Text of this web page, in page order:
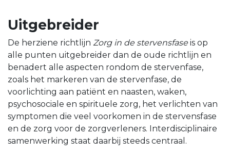
Uitgebreider
De herziene richtlijn Zorg in de stervensfaseis op
alle punten uitgebreider dan de oude richtlijn en
benadert alle aspecten rondom de stervenfase,
zoals het markeren van de stervenfase, de
voorlichting aan patiënt en naasten, waken,
psychosociale en spirituele zorg, het verlichten van
symptomen die veel voorkomen in de stervensfase
en de zorg voor de zorgverleners. Interdisciplinaire
samenwerking staat daarbij steeds centraal.